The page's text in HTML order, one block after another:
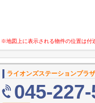
※地図上に表示される物件の位置は付
ライオンズステーションプラ
045-227-